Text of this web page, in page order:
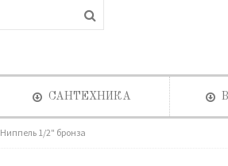
САНТЕХНИКА
Ниппель 1/2" бронза